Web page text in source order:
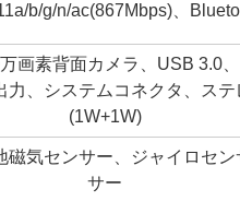
b/g/n/ac(867Mbps)、
画素背面カメラ、USB 3.0
力、システムコネクタ、ス
(1W+1W)
磁気センサー、ジャイロセ
サー